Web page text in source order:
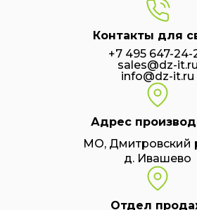
Контакты для
+7 495 647-24-
sales@dz-it.ru
info@dz-it.ru
Адрес
МО, Дмитровский
д. Ивашево
Отдел